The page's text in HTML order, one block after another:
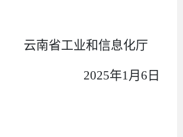
云南省工业和信息化厅
2025年1月6日